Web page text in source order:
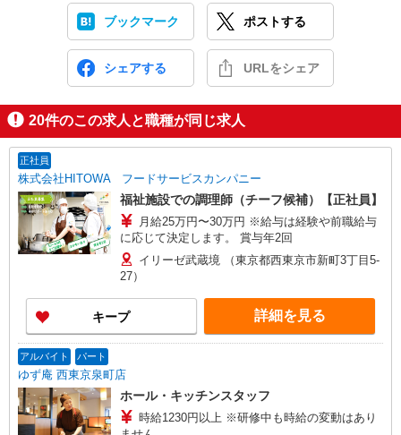
ブックマーク ポストする
シェアする URLをシェア
20件のこの求人と職種が同じ求人
正社員
株式会社HITOWA フードサービスカンパニー
福祉施設での調理師（チーフ候補）【正社員】
月給25万円〜30万円 ※給与は経験や前職給与
に応じて決定します。 賞与年2回
イリーゼ武蔵境 （東京都西東京市新町3丁目5-
27）
キープ 詳細を見る
アルバイト パート
ゆず庵 西東京泉町店
ホール・キッチンスタッフ
時給1230円以上 ※研修中も時給の変動はあり